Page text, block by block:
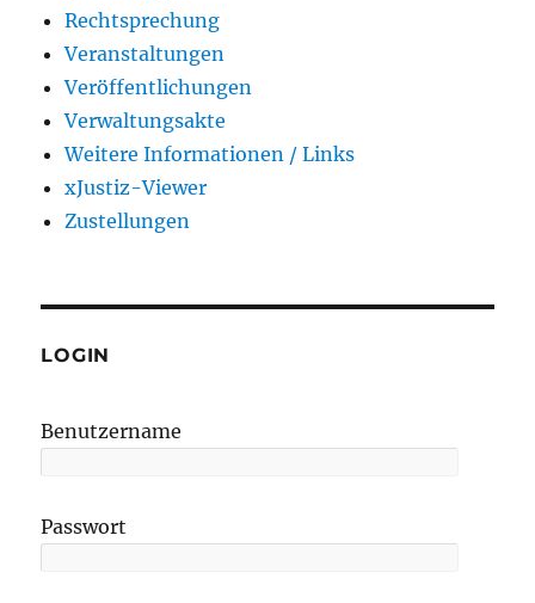
Rechtsprechung
Veranstaltungen
Veröffentlichungen
Verwaltungsakte
Weitere Informationen / Links
xJustiz-Viewer
Zustellungen
LOGIN
Benutzername
Passwort